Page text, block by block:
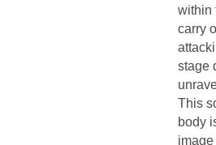
within
carry
stage
This
body